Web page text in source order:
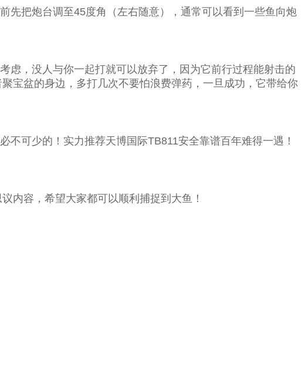
把炮台调至45度角（左右随意），通常可以看到一些鱼向炮
，没人与你一起打就可以放弃了，因为它前行过程能射击的
宝盆的身边，多打几次不要怕浪费弹药，一旦成功，它带给你
可少的！实力推荐天博国际TB811安全靠谱百年难得一遇！
容，希望大家都可以顺利捕捉到大鱼！